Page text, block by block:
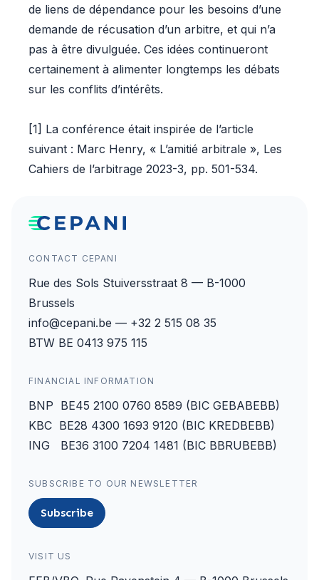
de liens de dépendance pour les besoins d’une
demande de récusation d’un arbitre, et qui n’a
pas à être divulguée. Ces idées continueront
certainement à alimenter longtemps les débats
sur les conflits d’intérêts.
[1] La conférence était inspirée de l’article
suivant : Marc Henry, « L’amitié arbitrale », Les
Cahiers de l’arbitrage 2023-3, pp. 501-534.
CONTACT CEPANI
Rue des Sols Stuiversstraat 8 — B-1000
Brussels
info@cepani.be — +32 2 515 08 35
BTW BE 0413 975 115
FINANCIAL INFORMATION
BNP BE45 2100 0760 8589 (BIC GEBABEBB)
KBC BE28 4300 1693 9120 (BIC KREDBEBB)
ING BE36 3100 7204 1481 (BIC BBRUBEBB)
SUBSCRIBE TO OUR NEWSLETTER
Subscribe
VISIT US